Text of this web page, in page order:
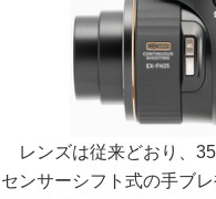
レンズは従来どおり、
センサーシフト式の手ブ